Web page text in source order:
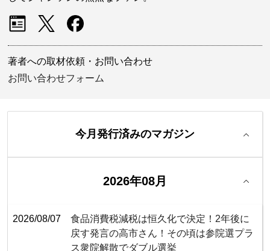
著者への取材依頼・お問い合わせ
お問い合わせフォーム
今月発行済みのマガジン
2026年08月
2026/08/07
食品消費税減税は恒久化で決定！2年後に
戻す発言の高市さん！その頃は参院選プラ
ス衆院解散でダブル選挙